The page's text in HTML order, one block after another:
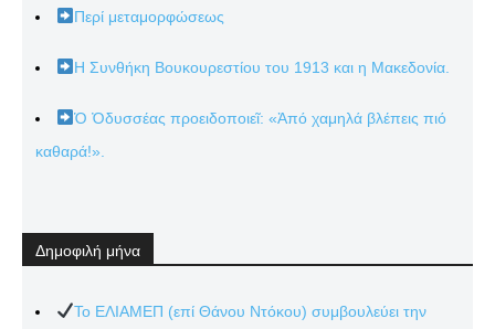
Περί μεταμορφώσεως
Η Συνθήκη Βουκουρεστίου του 1913 και η Μακεδονία.
Ὁ Ὀδυσσέας προειδοποιεῖ: «Ἀπό χαμηλά βλέπεις πιό
καθαρά!».
Δημοφιλή μήνα
Το ΕΛΙΑΜΕΠ (επί Θάνου Ντόκου) συμβουλεύει την